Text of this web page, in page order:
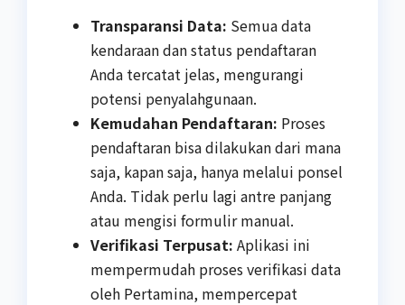
Transparansi Data: Semua data
kendaraan dan status pendaftaran
Anda tercatat jelas, mengurangi
potensi penyalahgunaan.
Kemudahan Pendaftaran: Proses
pendaftaran bisa dilakukan dari mana
saja, kapan saja, hanya melalui ponsel
Anda. Tidak perlu lagi antre panjang
atau mengisi formulir manual.
Verifikasi Terpusat: Aplikasi ini
mempermudah proses verifikasi data
oleh Pertamina, mempercepat